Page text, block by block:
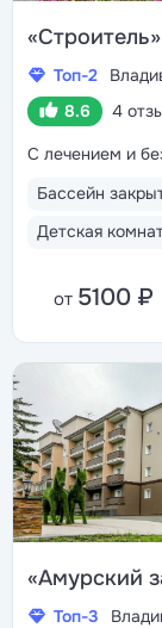
Топ-2
8.6
4
Бассейн
Детская
С лечением и
от 5100 ₽
«Амурский
Топ-3